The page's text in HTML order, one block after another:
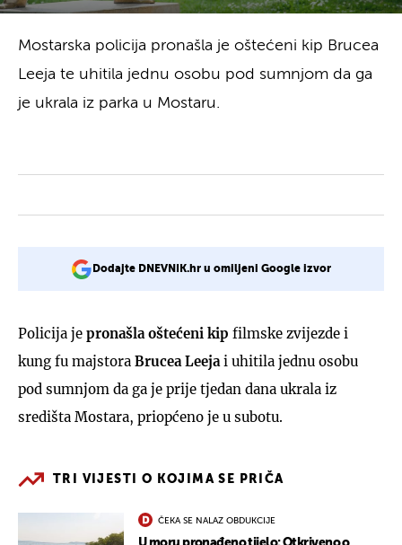
Mostarska policija pronašla je oštećeni kip Brucea
Leeja te uhitila jednu osobu pod sumnjom da ga
je ukrala iz parka u Mostaru.
Dodajte DNEVNIK.hr u omiljeni Google izvor
Policija je pronašla oštećeni kip filmske zvijezde i
kung fu majstora Brucea Leeja i uhitila jednu osobu
pod sumnjom da ga je prije tjedan dana ukrala iz
središta Mostara, priopćeno je u subotu.
TRI VIJESTI O KOJIMA SE PRIČA
ČEKA SE NALAZ OBDUKCIJE